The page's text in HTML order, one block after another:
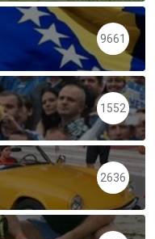
9661
1552
2636